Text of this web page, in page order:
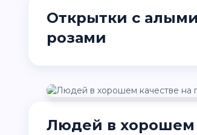
Открытки с алыми
розами
Людей в хорошем